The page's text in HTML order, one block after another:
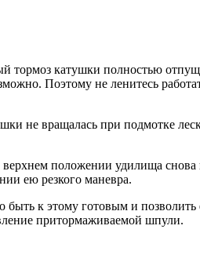
тормоз катушки полностью
Поэтому не ленитесь
не вращалась при подмотке
положении удилища снова
ею резкого маневра.
быть к этому готовым и
притормаживаемой шпули.